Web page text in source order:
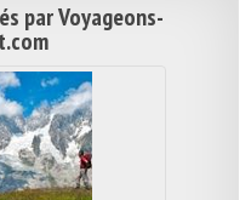
par Voyageons-